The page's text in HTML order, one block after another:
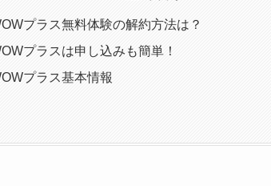
プラス無料体験の解約方法は？
プラスは申し込みも簡単！
プラス基本情報